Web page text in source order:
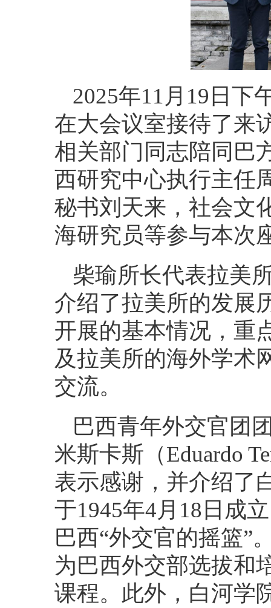
2025年11月19日下
在大会议室接待了来
相关部门同志陪同巴
西研究中心执行主任
秘书刘天来，社会文
海研究员等参与本次
柴瑜所长代表拉美
介绍了拉美所的发展
开展的基本情况，重
及拉美所的海外学术
交流。
巴西青年外交官团
米斯卡斯（Eduardo
表示感谢，并介绍了
于1945年4月18日成
巴西“外交官的摇篮”
为巴西外交部选拔和
课程。此外，白河学